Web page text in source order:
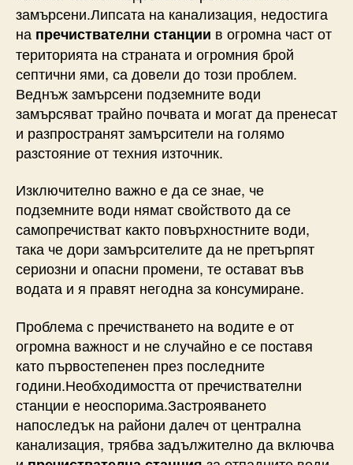
замърсени.Липсата на канализация, недостига
на пречиствателни станции в огромна част от
територията на страната и огромния брой
септични ями, са довели до този проблем.
Веднъж замърсени подземните води
замърсяват трайно почвата и могат да пренесат
и разпространят замърсители на голямо
разстояние от техния източник.
Изключително важно е да се знае, че
подземните води нямат свойството да се
самопречистват както повърхностните води,
така че дори замърсителите да не претърпят
сериозни и опасни промени, те остават във
водата и я правят негодна за консумиране.
Проблема с пречистването на водите е от
огромна важност и не случайно е се поставя
като първостепенен през последните
години.Необходимостта от пречиствателни
станции е неоспорима.Застрояването
напоследък на райони далеч от централна
канализация, трябва задължително да включва